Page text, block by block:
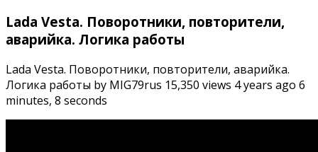
Lada Vesta. Поворотники, повторители,
аварийка. Логика работы
Lada Vesta. Поворотники, повторители, аварийка.
Логика работы by MIG79rus 15,350 views 4 years ago 6
minutes, 8 seconds